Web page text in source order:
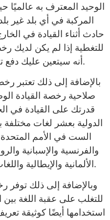
الوحيد المعترف به عالميًا
المركبة في أي بلد غير
حادث أثناء القيادة في
للتغطية إذا لم يكن لديك
أنه سيتعين عليك دفع تكاليف الحادث مباشرة.
بالإضافة إلى ذلك تعتبر
صلاحية رخصة القيادة
قدرتك على القيادة في
الدولية بعشر لغات
الست في الأمم المتحدة
والفرنسية والإسبانية
الألمانية والإيطالية واللغات الاسكندنافية والبرتغالية.
وبالإضافة إلى ذلك توفر
للتغلب على عقبة اللغة
استخدامها أيضًا كوثيقة